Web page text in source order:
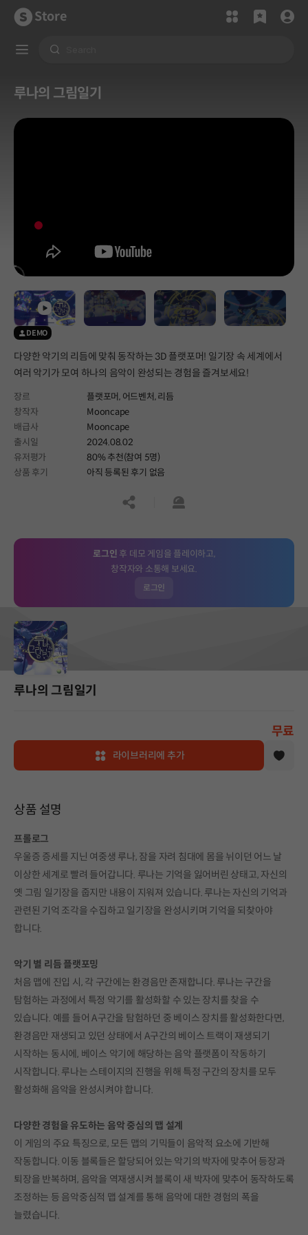
Store
루나의 그림일기
DEMO
다양한 악기의 리듬에 맞춰 동작하는 3D 플랫포머! 일기장 속 세계에서
여러 악기가 모여 하나의 음악이 완성되는 경험을 즐겨보세요!
장르 플랫포머, 어드벤처,리듬
창작자
Mooncape
배급사
Mooncape
출시일
2024.08.02
유저평가
80% 추천(참여 5명)
상품 후기
아직 등록된 후기 없음
공유하기신고하기
로그인 후 데모 게임을 플레이하고,
창작자와 소통해 보세요.
로그인
루나의 그림일기
무료
라이브러리에 추가
상품 설명
프롤로그
우울증 증세를 지닌 여중생 루나, 잠을 자려 침대에 몸을 뉘이던 어느 날
이상한 세계로 빨려 들어갑니다. 루나는 기억을 잃어버린 상태고, 자신의
옛 그림 일기장을 줍지만 내용이 지워져 있습니다. 루나는 자신의 기억과
관련된 기억 조각을 수집하고 일기장을 완성시키며 기억을 되찾아야
합니다.
악기 별 리듬 플랫포밍
처음 맵에 진입 시, 각 구간에는 환경음만 존재합니다. 루나는 구간을
탐험하는 과정에서 특정 악기를 활성화할 수 있는 장치를 찾을 수
있습니다. 예를 들어 A구간을 탐험하던 중 베이스 장치를 활성화한다면,
환경음만 재생되고 있던 상태에서 A구간의 베이스 트랙이 재생되기
시작하는 동시에, 베이스 악기에 해당하는 음악 플랫폼이 작동하기
시작합니다. 루나는 스테이지의 진행을 위해 특정 구간의 장치를 모두
활성화해 음악을 완성시켜야 합니다.
다양한 경험을 유도하는 음악 중심의 맵 설계
이 게임의 주요 특징으로, 모든 맵의 기믹들이 음악적 요소에 기반해
작동합니다. 이동 블록들은 할당되어 있는 악기의 박자에 맞추어 등장과
퇴장을 반복하며, 음악을 역재생시켜 블록이 새 박자에 맞추어 동작하도록
조정하는 등 음악중심적 맵 설계를 통해 음악에 대한 경험의 폭을
늘렸습니다.